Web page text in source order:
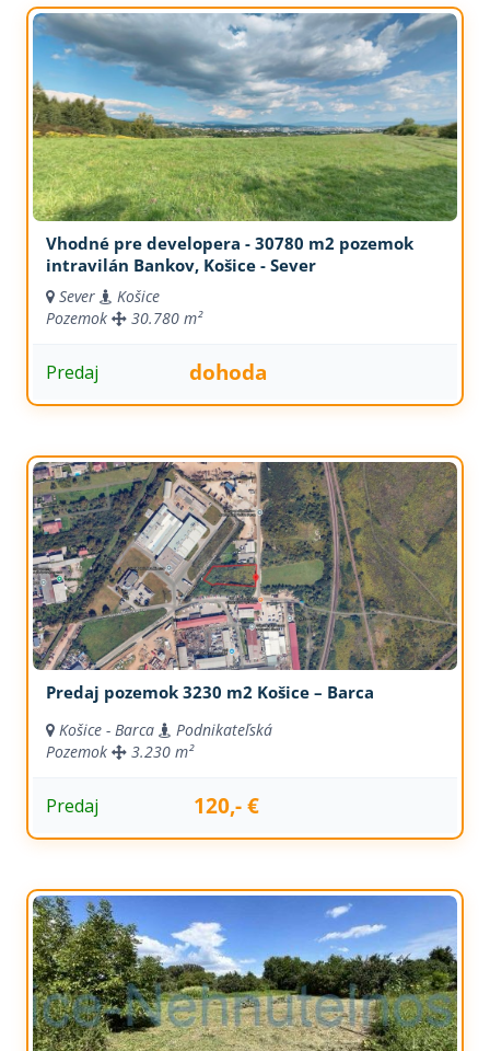
Vhodné pre developera - 30780 m2 pozemok
intravilán Bankov, Košice - Sever
Sever
Košice
Pozemok
30.780 m²
Predaj dohoda
Predaj pozemok 3230 m2 Košice – Barca
Košice - Barca
Podnikateľská
Pozemok
3.230 m²
Predaj 120,- €